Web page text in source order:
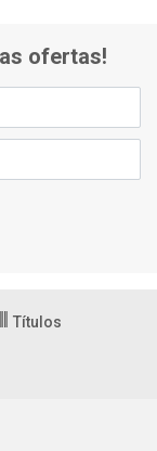
ofertas!
Títulos